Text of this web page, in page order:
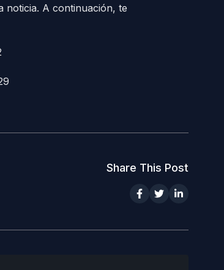
noticia. A continuación, te
Share This Post